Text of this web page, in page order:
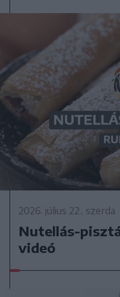
2026. július 22., szerda
Nutellás-
videó